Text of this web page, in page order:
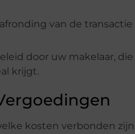
afronding van de
door uw makelaar, die
krijgt.
kosten verbonden